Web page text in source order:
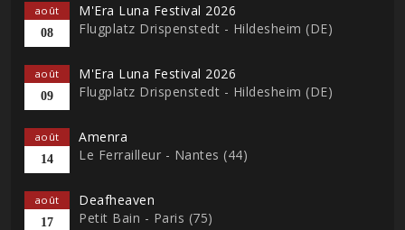
août
08
M'Era Luna Festival 2026
Flugplatz Drispenstedt - Hildesheim (DE)
août
09
M'Era Luna Festival 2026
Flugplatz Drispenstedt - Hildesheim (DE)
août
14
Amenra
Le Ferrailleur - Nantes (44)
août
17
Deafheaven
Petit Bain - Paris (75)